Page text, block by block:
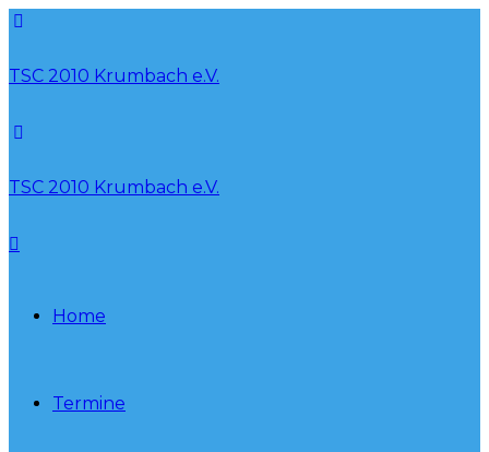
TSC 2010 Krumbach e.V.
TSC 2010 Krumbach e.V.
Home
Termine